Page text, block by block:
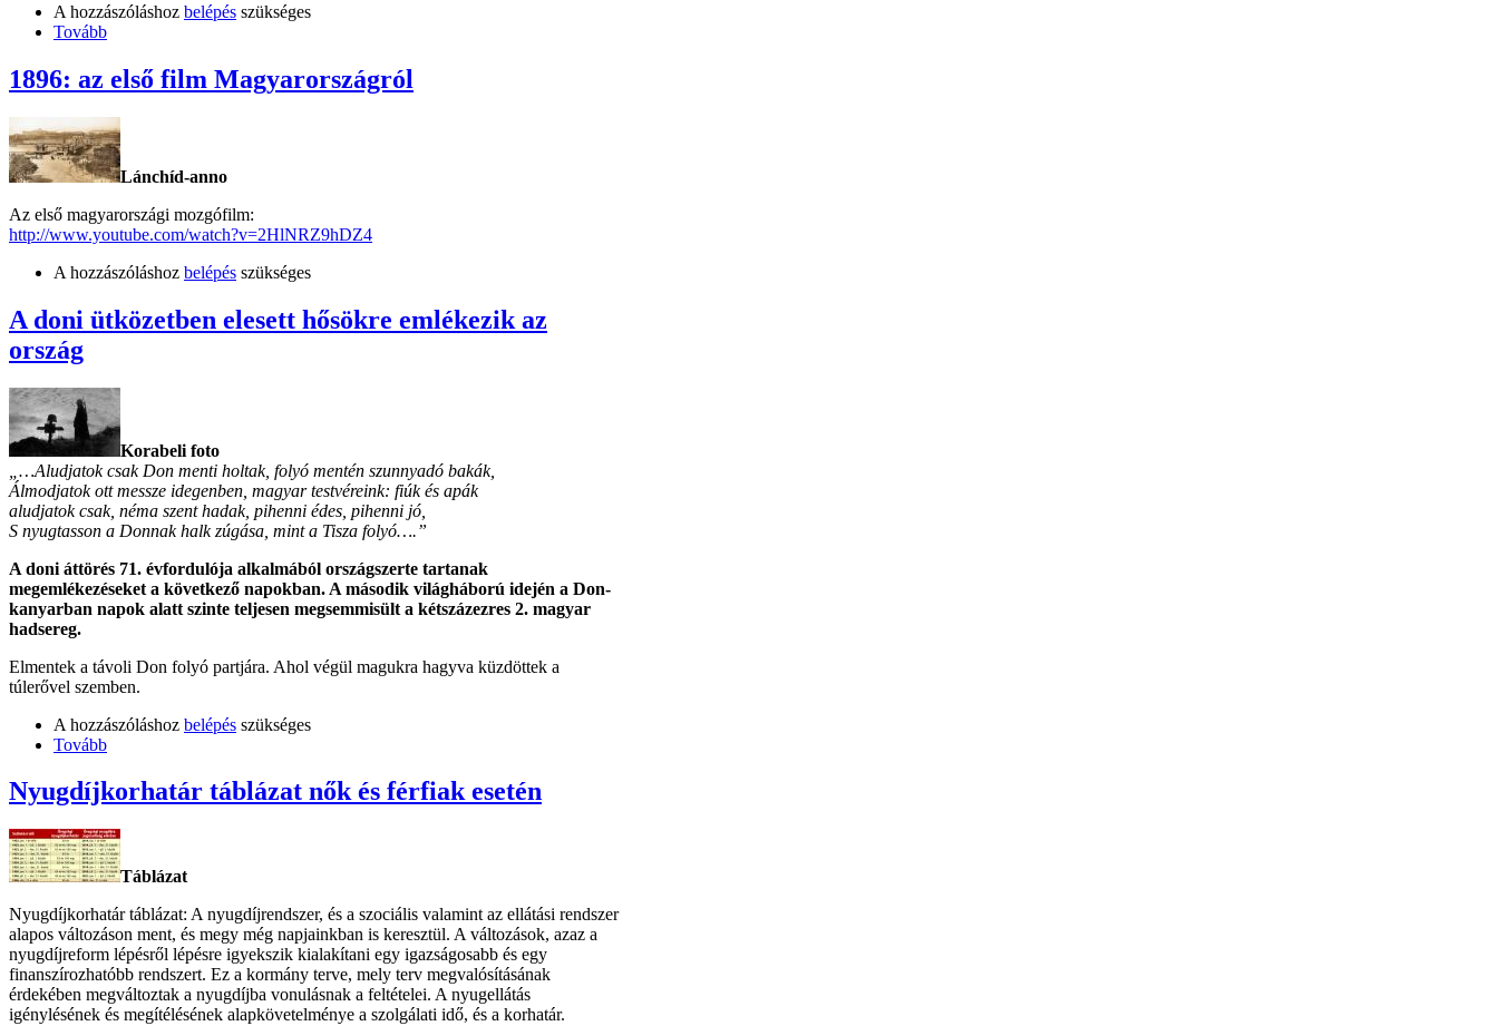
A hozzászóláshoz belépés szükséges
Tovább
1896: az első film Magyarországról
Lánchíd-anno
Az első magyarországi mozgófilm:
http://www.youtube.com/watch?v=2HlNRZ9hDZ4
A hozzászóláshoz belépés szükséges
A doni ütközetben elesett hősökre emlékezik az
ország
Korabeli foto
„…Aludjatok csak Don menti holtak, folyó mentén szunnyadó bakák,
Álmodjatok ott messze idegenben, magyar testvéreink: fiúk és apák
aludjatok csak, néma szent hadak, pihenni édes, pihenni jó,
S nyugtasson a Donnak halk zúgása, mint a Tisza folyó….”
A doni áttörés 71. évfordulója alkalmából országszerte tartanak
megemlékezéseket a következő napokban. A második világháború idején a Don-
kanyarban napok alatt szinte teljesen megsemmisült a kétszázezres 2. magyar
hadsereg.
Elmentek a távoli Don folyó partjára. Ahol végül magukra hagyva küzdöttek a
túlerővel szemben.
A hozzászóláshoz belépés szükséges
Tovább
Nyugdíjkorhatár táblázat nők és férfiak esetén
Táblázat
Nyugdíjkorhatár táblázat: A nyugdíjrendszer, és a szociális valamint az ellátási rendszer
alapos változáson ment, és megy még napjainkban is keresztül. A változások, azaz a
nyugdíjreform lépésről lépésre igyekszik kialakítani egy igazságosabb és egy
finanszírozhatóbb rendszert. Ez a kormány terve, mely terv megvalósításának
érdekében megváltoztak a nyugdíjba vonulásnak a feltételei. A nyugellátás
igénylésének és megítélésének alapkövetelménye a szolgálati idő, és a korhatár.